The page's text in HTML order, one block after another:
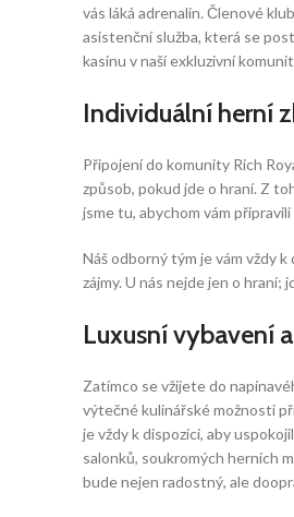
vás láká adrenalin. Členové
asistenční služba, která se
kasinu v naší exkluzivní
Individuální herní
Připojení do komunity Rich
způsob, pokud jde o hraní. Z
jsme tu, abychom vám
Náš odborný tým je vám vždy
zájmy. U nás nejde jen o
Luxusní vybavení
Zatímco se vžijete do
výtečné kulinářské možnosti
je vždy k dispozici, aby
salonků, soukromých herních
bude nejen radostný, ale